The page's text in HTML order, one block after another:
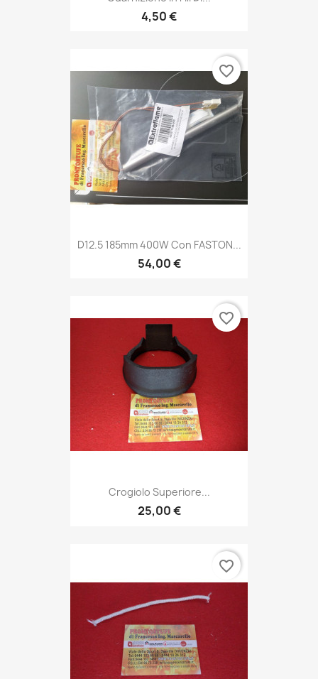
4,50 €
D12.5 185mm 400W Con FASTON...
54,00 €
favorite_border
Crogiolo Superiore...
25,00 €
favorite_border
favorite_border